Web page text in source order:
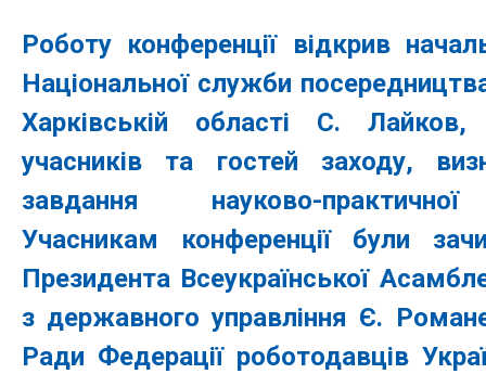
Роботу конференції відкрив
Національної служби
Харківській області С. Лайков,
учасників та гостей заходу,
завдання науково-
Учасникам конференції були
Президента Всеукраїнської
з державного управління Є.
Ради Федерації роботодавців